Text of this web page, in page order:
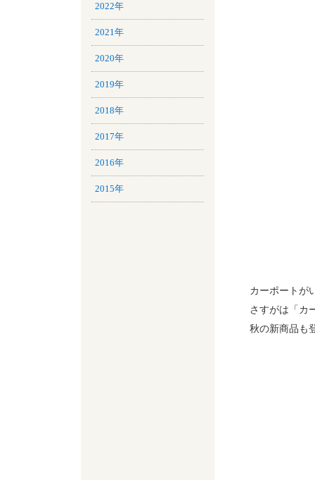
カーポートが
さすがは「カ
秋の新商品も
2022年
2021年
2020年
2019年
2018年
2017年
2016年
2015年